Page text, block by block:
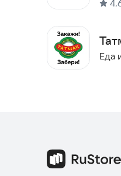
посмотреть на
Скачай Еда